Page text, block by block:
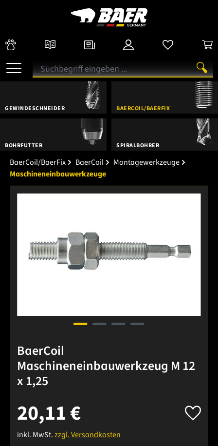
GEWINDESCHNEIDER BAERCOIL/BAERFIX
BOHRFUTTER SPIRALBOHRER
BaerCoil/BaerFix BaerCoil
Montagewerkzeuge
Maschineneinbauwerkzeuge
BaerCoil
Maschineneinbauwerkzeug M 12
x 1,25
20,11 €
inkl. MwSt.zzgl. Versandkosten